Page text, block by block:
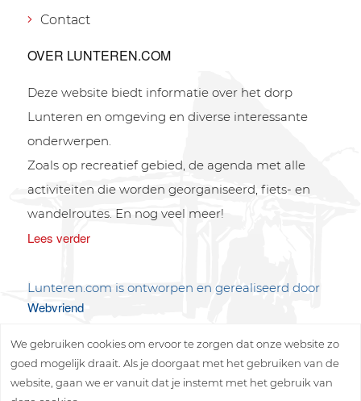
Contact
OVER LUNTEREN.COM
Deze website biedt informatie over het dorp
Lunteren en omgeving en diverse interessante
onderwerpen.
Zoals op recreatief gebied, de agenda met alle
activiteiten die worden georganiseerd, fiets- en
wandelroutes. En nog veel meer!
Lees verder
Lunteren.com is ontworpen en gerealiseerd door
Webvriend
We gebruiken cookies om ervoor te zorgen dat onze website zo
goed mogelijk draait. Als je doorgaat met het gebruiken van de
website, gaan we er vanuit dat je instemt met het gebruik van